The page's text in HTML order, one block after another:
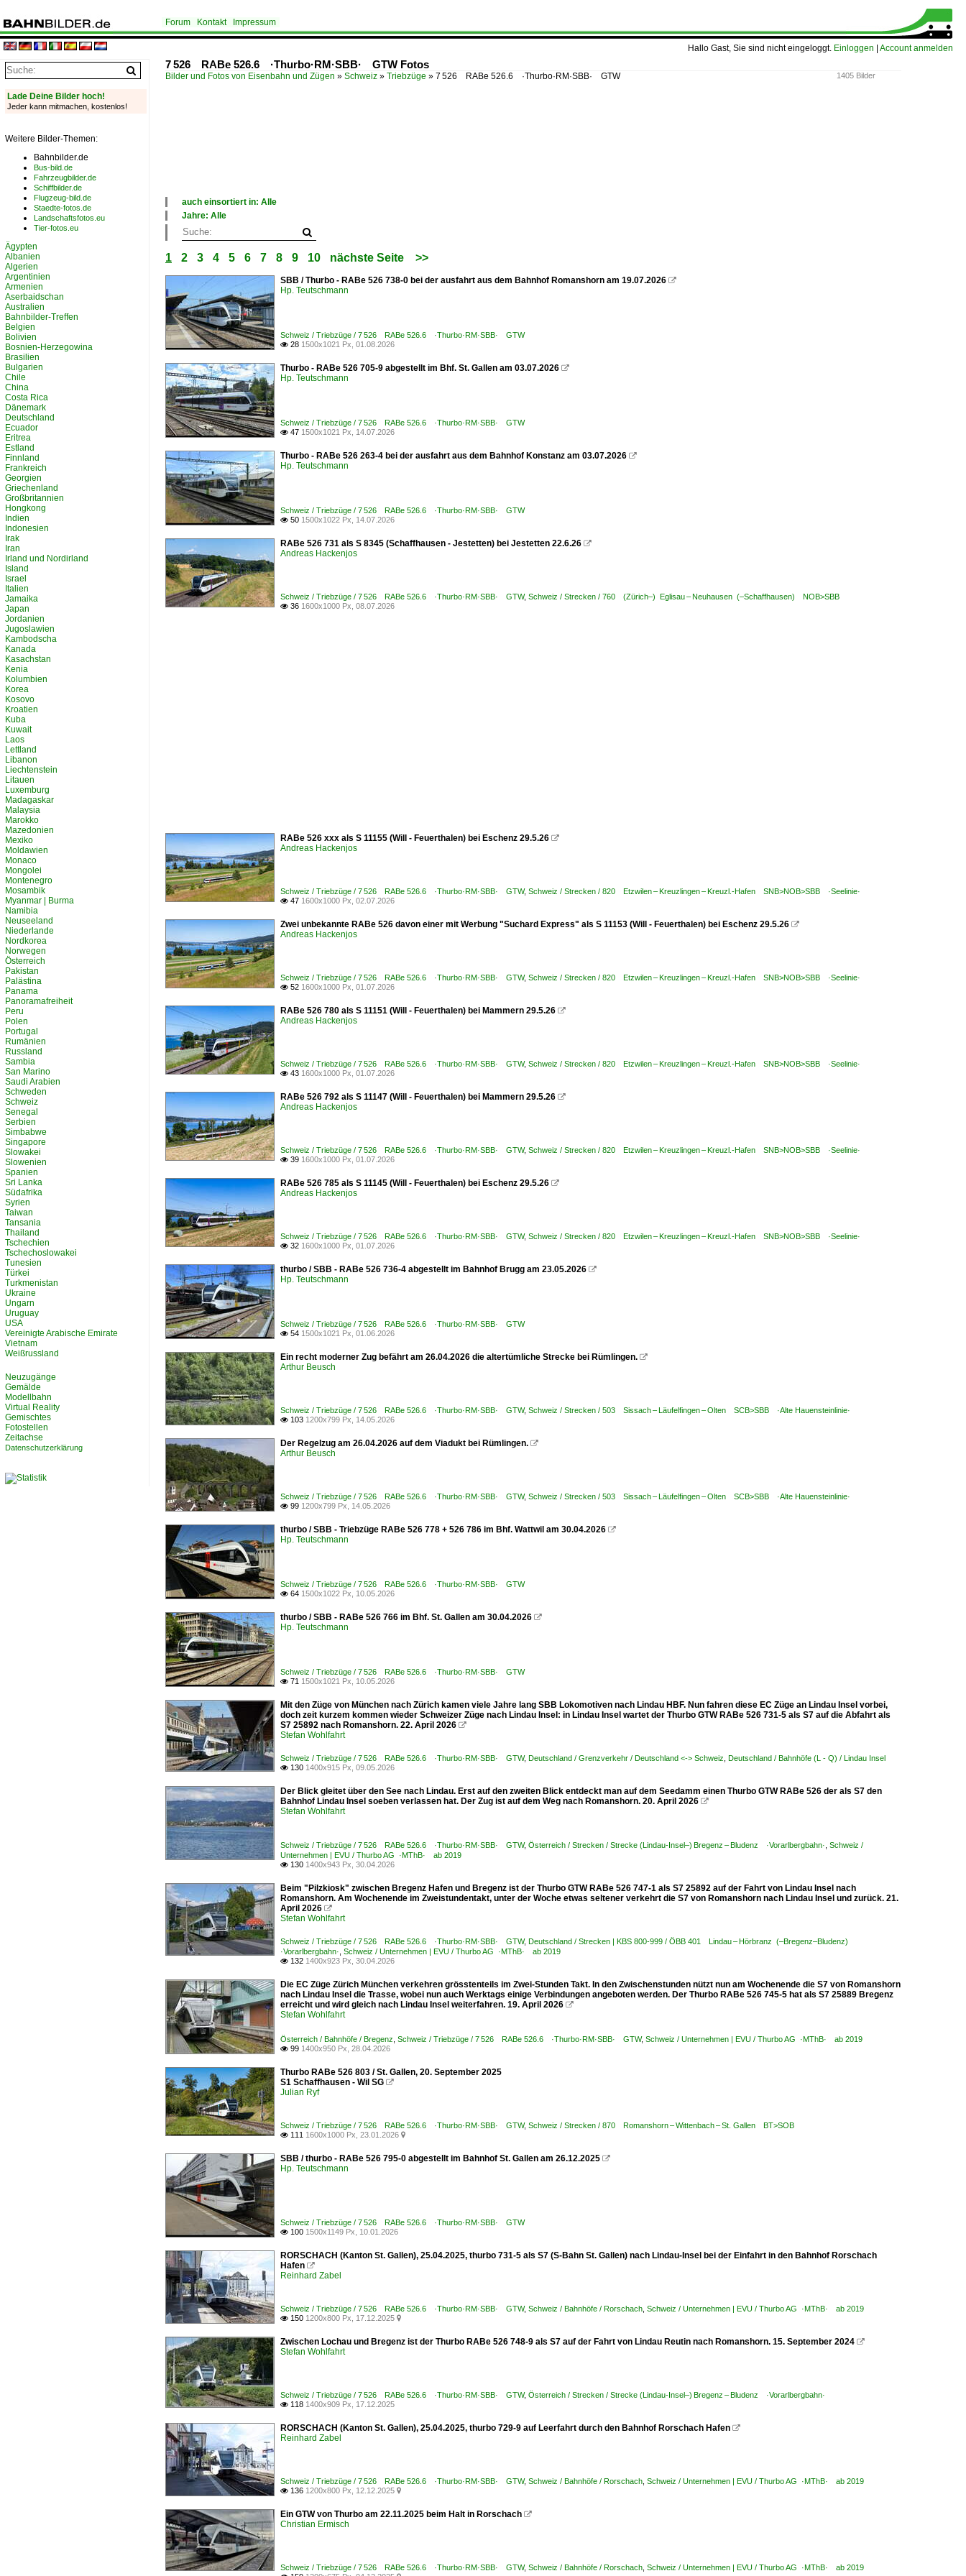
Hallo Gast, Sie sind nicht eingeloggt. Einloggen Account anmelden
Forum Kontakt Impressum
7 526 RABe 526.6 ·Thurbo·RM·SBB· GTW Fotos
1405 Bilder
Bilder und Fotos von Eisenbahn und Zügen » Schweiz » Triebzüge » 7 526 RABe 526.6 ·Thurbo·RM·SBB· GTW
auch einsortiert in: Alle
Bahnbilder-Treffen
Österreich
Schweiz
Jahre: Alle
Alle Jahre
2000
1 2 3 4 5 6 7 8 9 10 nächste Seite >>
SBB / Thurbo - RABe 526 738-0 bei der ausfahrt aus dem Bahnhof Romanshorn am 19.07.2026 
Hp. Teutschmann
Schweiz / Triebzüge / 7 526 RABe 526.6 ·Thurbo·RM·SBB· GTW
 28 1500x1021 Px, 01.08.2026
Thurbo - RABe 526 705-9 abgestellt im Bhf. St. Gallen am 03.07.2026 
Hp. Teutschmann
Schweiz / Triebzüge / 7 526 RABe 526.6 ·Thurbo·RM·SBB· GTW
 47 1500x1021 Px, 14.07.2026
Thurbo - RABe 526 263-4 bei der ausfahrt aus dem Bahnhof Konstanz am 03.07.2026 
Hp. Teutschmann
Schweiz / Triebzüge / 7 526 RABe 526.6 ·Thurbo·RM·SBB· GTW
 50 1500x1022 Px, 14.07.2026
RABe 526 731 als S 8345 (Schaffhausen - Jestetten) bei Jestetten 22.6.26 
Andreas Hackenjos
Schweiz / Triebzüge / 7 526 RABe 526.6 ·Thurbo·RM·SBB· GTW, Schweiz / Strecken / 760 (Zürich–) Eglisau – Neuhausen (–Schaffhausen) NOB>SBB
 36 1600x1000 Px, 08.07.2026
RABe 526 xxx als S 11155 (Will - Feuerthalen) bei Eschenz 29.5.26 
Andreas Hackenjos
Schweiz / Triebzüge / 7 526 RABe 526.6 ·Thurbo·RM·SBB· GTW, Schweiz / Strecken / 820 Etzwilen – Kreuzlingen – Kreuzl.-Hafen SNB>NOB>SBB ·Seelinie·
 47 1600x1000 Px, 02.07.2026
Zwei unbekannte RABe 526 davon einer mit Werbung "Suchard Express" als S 11153 (Will - Feuerthalen) bei Eschenz 29.5.26 
Andreas Hackenjos
Schweiz / Triebzüge / 7 526 RABe 526.6 ·Thurbo·RM·SBB· GTW, Schweiz / Strecken / 820 Etzwilen – Kreuzlingen – Kreuzl.-Hafen SNB>NOB>SBB ·Seelinie·
 52 1600x1000 Px, 01.07.2026
RABe 526 780 als S 11151 (Will - Feuerthalen) bei Mammern 29.5.26 
Andreas Hackenjos
Schweiz / Triebzüge / 7 526 RABe 526.6 ·Thurbo·RM·SBB· GTW, Schweiz / Strecken / 820 Etzwilen – Kreuzlingen – Kreuzl.-Hafen SNB>NOB>SBB ·Seelinie·
 43 1600x1000 Px, 01.07.2026
RABe 526 792 als S 11147 (Will - Feuerthalen) bei Mammern 29.5.26 
Andreas Hackenjos
Schweiz / Triebzüge / 7 526 RABe 526.6 ·Thurbo·RM·SBB· GTW, Schweiz / Strecken / 820 Etzwilen – Kreuzlingen – Kreuzl.-Hafen SNB>NOB>SBB ·Seelinie·
 39 1600x1000 Px, 01.07.2026
RABe 526 785 als S 11145 (Will - Feuerthalen) bei Eschenz 29.5.26 
Andreas Hackenjos
Schweiz / Triebzüge / 7 526 RABe 526.6 ·Thurbo·RM·SBB· GTW, Schweiz / Strecken / 820 Etzwilen – Kreuzlingen – Kreuzl.-Hafen SNB>NOB>SBB ·Seelinie·
 32 1600x1000 Px, 01.07.2026
thurbo / SBB - RABe 526 736-4 abgestellt im Bahnhof Brugg am 23.05.2026 
Hp. Teutschmann
Schweiz / Triebzüge / 7 526 RABe 526.6 ·Thurbo·RM·SBB· GTW
 54 1500x1021 Px, 01.06.2026
Ein recht moderner Zug befährt am 26.04.2026 die altertümliche Strecke bei Rümlingen. 
Arthur Beusch
Schweiz / Triebzüge / 7 526 RABe 526.6 ·Thurbo·RM·SBB· GTW, Schweiz / Strecken / 503 Sissach – Läufelfingen – Olten SCB>SBB ·Alte Hauensteinlinie·
 103 1200x799 Px, 14.05.2026
Der Regelzug am 26.04.2026 auf dem Viadukt bei Rümlingen. 
Arthur Beusch
Schweiz / Triebzüge / 7 526 RABe 526.6 ·Thurbo·RM·SBB· GTW, Schweiz / Strecken / 503 Sissach – Läufelfingen – Olten SCB>SBB ·Alte Hauensteinlinie·
 99 1200x799 Px, 14.05.2026
thurbo / SBB - Triebzüge RABe 526 778 + 526 786 im Bhf. Wattwil am 30.04.2026 
Hp. Teutschmann
Schweiz / Triebzüge / 7 526 RABe 526.6 ·Thurbo·RM·SBB· GTW
 64 1500x1022 Px, 10.05.2026
thurbo / SBB - RABe 526 766 im Bhf. St. Gallen am 30.04.2026 
Hp. Teutschmann
Schweiz / Triebzüge / 7 526 RABe 526.6 ·Thurbo·RM·SBB· GTW
 71 1500x1021 Px, 10.05.2026
Mit den Züge von München nach Zürich kamen viele Jahre lang SBB Lokomotiven nach Lindau HBF. Nun fahren diese EC Züge an Lindau Insel vorbei,
doch zeit kurzem kommen wieder Schweizer Züge nach Lindau Insel: in Lindau Insel wartet der Thurbo GTW RABe 526 731-5 als S7 auf die Abfahrt als
S7 25892 nach Romanshorn. 22. April 2026 
Stefan Wohlfahrt
Schweiz / Triebzüge / 7 526 RABe 526.6 ·Thurbo·RM·SBB· GTW, Deutschland / Grenzverkehr / Deutschland <-> Schweiz Deutschland / Bahnhöfe (L - Q) / Lindau Insel
 130 1400x915 Px, 09.05.2026
Der Blick gleitet über den See nach Lindau. Erst auf den zweiten Blick entdeckt man auf dem Seedamm einen Thurbo GTW RABe 526 der als S7 den
Bahnhof Lindau Insel soeben verlassen hat. Der Zug ist auf dem Weg nach Romanshorn. 20. April 2026 
Stefan Wohlfahrt
Schweiz / Triebzüge / 7 526 RABe 526.6 ·Thurbo·RM·SBB· GTW, Österreich / Strecken / Strecke (Lindau-Insel–) Bregenz – Bludenz ·Vorarlbergbahn· Schweiz /
Unternehmen | EVU / Thurbo AG ·MThB· ab 2019
 130 1400x943 Px, 30.04.2026
Beim "Pilzkiosk" zwischen Bregenz Hafen und Bregenz ist der Thurbo GTW RABe 526 747-1 als S7 25892 auf der Fahrt von Lindau Insel nach
Romanshorn. Am Wochenende im Zweistundentakt, unter der Woche etwas seltener verkehrt die S7 von Romanshorn nach Lindau Insel und zurück. 21.
April 2026 
Stefan Wohlfahrt
Schweiz / Triebzüge / 7 526 RABe 526.6 ·Thurbo·RM·SBB· GTW, Deutschland / Strecken | KBS 800-999 / ÖBB 401 Lindau – Hörbranz (–Bregenz–Bludenz)
·Vorarlbergbahn· Schweiz / Unternehmen | EVU / Thurbo AG ·MThB· ab 2019
 132 1400x923 Px, 30.04.2026
Die EC Züge Zürich München verkehren grösstenteils im Zwei-Stunden Takt. In den Zwischenstunden nützt nun am Wochenende die S7 von Romanshorn
nach Lindau Insel die Trasse, wobei nun auch Werktags einige Verbindungen angeboten werden. Der Thurbo RABe 526 745-5 hat als S7 25889 Bregenz
erreicht und wird gleich nach Lindau Insel weiterfahren. 19. April 2026 
Stefan Wohlfahrt
Österreich / Bahnhöfe / Bregenz Schweiz / Triebzüge / 7 526 RABe 526.6 ·Thurbo·RM·SBB· GTW, Schweiz / Unternehmen | EVU / Thurbo AG ·MThB· ab 2019
 99 1400x950 Px, 28.04.2026
Thurbo RABe 526 803 / St. Gallen, 20. September 2025
S1 Schaffhausen - Wil SG 
Julian Ryf
Schweiz / Triebzüge / 7 526 RABe 526.6 ·Thurbo·RM·SBB· GTW, Schweiz / Strecken / 870 Romanshorn – Wittenbach – St. Gallen BT>SOB
 111 1600x1000 Px, 23.01.2026 
SBB / thurbo - RABe 526 795-0 abgestellt im Bahnhof St. Gallen am 26.12.2025 
Hp. Teutschmann
Schweiz / Triebzüge / 7 526 RABe 526.6 ·Thurbo·RM·SBB· GTW
 100 1500x1149 Px, 10.01.2026
RORSCHACH (Kanton St. Gallen), 25.04.2025, thurbo 731-5 als S7 (S-Bahn St. Gallen) nach Lindau-Insel bei der Einfahrt in den Bahnhof Rorschach
Hafen 
Reinhard Zabel
Schweiz / Triebzüge / 7 526 RABe 526.6 ·Thurbo·RM·SBB· GTW, Schweiz / Bahnhöfe / Rorschach Schweiz / Unternehmen | EVU / Thurbo AG ·MThB· ab 2019
 150 1200x800 Px, 17.12.2025 
Zwischen Lochau und Bregenz ist der Thurbo RABe 526 748-9 als S7 auf der Fahrt von Lindau Reutin nach Romanshorn. 15. September 2024 
Stefan Wohlfahrt
Schweiz / Triebzüge / 7 526 RABe 526.6 ·Thurbo·RM·SBB· GTW, Österreich / Strecken / Strecke (Lindau-Insel–) Bregenz – Bludenz ·Vorarlbergbahn·
 118 1400x909 Px, 17.12.2025
RORSCHACH (Kanton St. Gallen), 25.04.2025, thurbo 729-9 auf Leerfahrt durch den Bahnhof Rorschach Hafen 
Reinhard Zabel
Schweiz / Triebzüge / 7 526 RABe 526.6 ·Thurbo·RM·SBB· GTW, Schweiz / Bahnhöfe / Rorschach Schweiz / Unternehmen | EVU / Thurbo AG ·MThB· ab 2019
 136 1200x800 Px, 12.12.2025 
Ein GTW von Thurbo am 22.11.2025 beim Halt in Rorschach 
Christian Ermisch
Schweiz / Triebzüge / 7 526 RABe 526.6 ·Thurbo·RM·SBB· GTW, Schweiz / Bahnhöfe / Rorschach Schweiz / Unternehmen | EVU / Thurbo AG ·MThB· ab 2019
Lade Deine Bilder hoch!
Jeder kann mitmachen, kostenlos!
Weitere Bilder-Themen:
Bahnbilder.de
Bus-bild.de
Fahrzeugbilder.de
Schiffbilder.de
Flugzeug-bild.de
Staedte-fotos.de
Landschaftsfotos.eu
Tier-fotos.eu
Ägypten
Albanien
Algerien
Argentinien
Armenien
Aserbaidschan
Australien
Bahnbilder-Treffen
Belgien
Bolivien
Bosnien-Herzegowina
Brasilien
Bulgarien
Chile
China
Costa Rica
Dänemark
Deutschland
Ecuador
Eritrea
Estland
Finnland
Frankreich
Georgien
Griechenland
Großbritannien
Hongkong
Indien
Indonesien
Irak
Iran
Irland und Nordirland
Island
Israel
Italien
Jamaika
Japan
Jordanien
Jugoslawien
Kambodscha
Kanada
Kasachstan
Kenia
Kolumbien
Korea
Kosovo
Kroatien
Kuba
Kuwait
Laos
Lettland
Libanon
Liechtenstein
Litauen
Luxemburg
Madagaskar
Malaysia
Marokko
Mazedonien
Mexiko
Moldawien
Monaco
Mongolei
Montenegro
Mosambik
Myanmar | Burma
Namibia
Neuseeland
Niederlande
Nordkorea
Norwegen
Österreich
Pakistan
Palästina
Panama
Panoramafreiheit
Peru
Polen
Portugal
Rumänien
Russland
Sambia
San Marino
Saudi Arabien
Schweden
Schweiz
Senegal
Serbien
Simbabwe
Singapore
Slowakei
Slowenien
Spanien
Sri Lanka
Südafrika
Syrien
Taiwan
Tansania
Thailand
Tschechien
Tschechoslowakei
Tunesien
Türkei
Turkmenistan
Ukraine
Ungarn
Uruguay
USA
Vereinigte Arabische Emirate
Vietnam
Weißrussland
Neuzugänge
Gemälde
Modellbahn
Virtual Reality
Gemischtes
Fotostellen
Zeitachse
Datenschutzerklärung